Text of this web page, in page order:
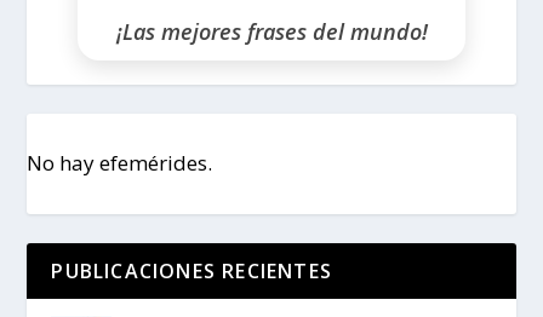
¡Las mejores frases del mundo!
No hay efemérides.
PUBLICACIONES RECIENTES